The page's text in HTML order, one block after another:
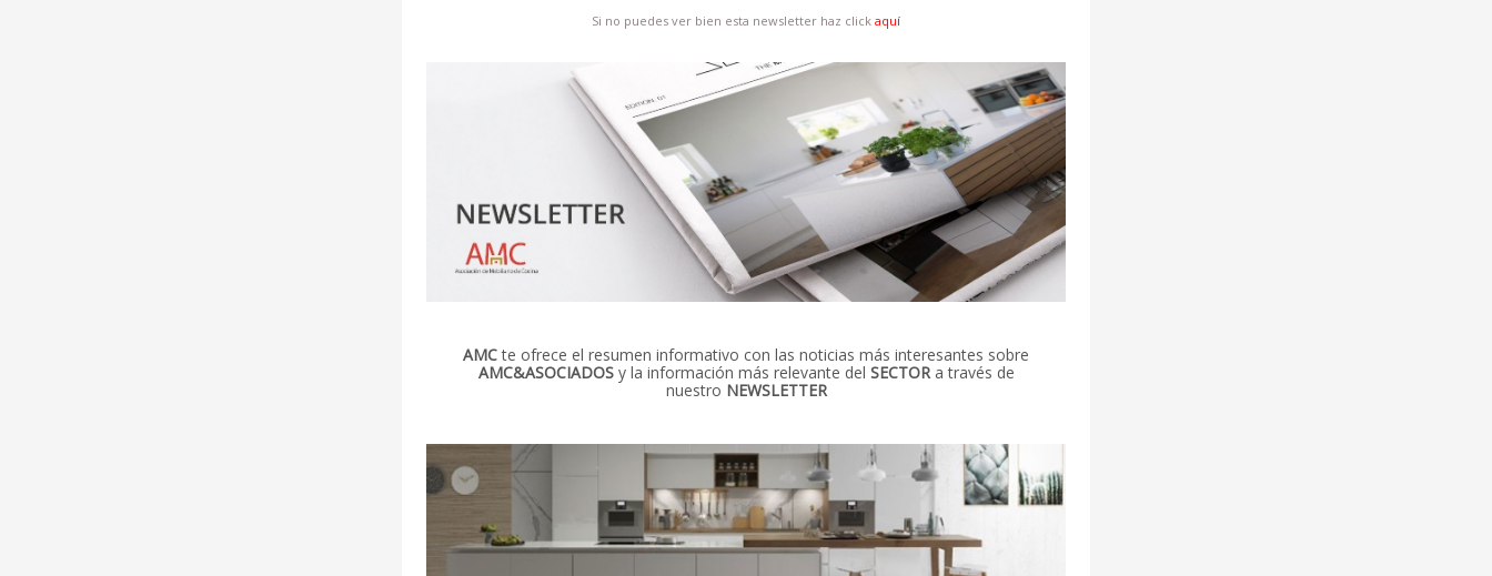
Si no puedes ver bien esta newsletter haz click aquí
AMCte ofrece el resumen informativo con las noticias más interesantes sobre
AMC&ASOCIADOSy la información más relevante del SECTORa través de
nuestro NEWSLETTER